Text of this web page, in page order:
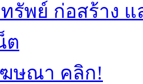
รัพย์ ก่อสร้าง
ต
ษณา คลิก!